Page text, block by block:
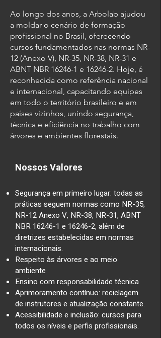
Ao longo dos anos, a Arbolab ajudou
a moldar o cenário de formação
profissional no Brasil, oferecendo
cursos fundamentados nas normas NR-
12 (Anexo V), NR-35, NR-38, NR-31 e
ABNT NBR 16246-1 e 16246-2. Hoje, é
reconhecida como referência nacional
e internacional, capacitando equipes
em todo o território brasileiro e em
países vizinhos, unindo segurança,
técnica e eficiência no trabalho com
árvores e ambientes florestais.
Nossos Valores
Segurança em primeiro lugar: todas as
práticas seguem normas como NR-35,
NR-12 Anexo V, NR-38, NR-31, ABNT
NBR 16246-1 e 16246-2, além de
diretrizes estabelecidas em normas
internacionais.
Respeito às árvores e ao meio
ambiente
Ensino com responsabilidade técnica
Aprimoramento contínuo: reciclagem
de instrutores e atualização constante.
Acessibilidade e inclusão: cursos para
todos os níveis e perfis profissionais.